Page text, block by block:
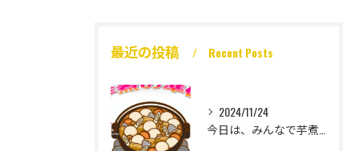
最近の投稿 Recent Posts
2024/11/24